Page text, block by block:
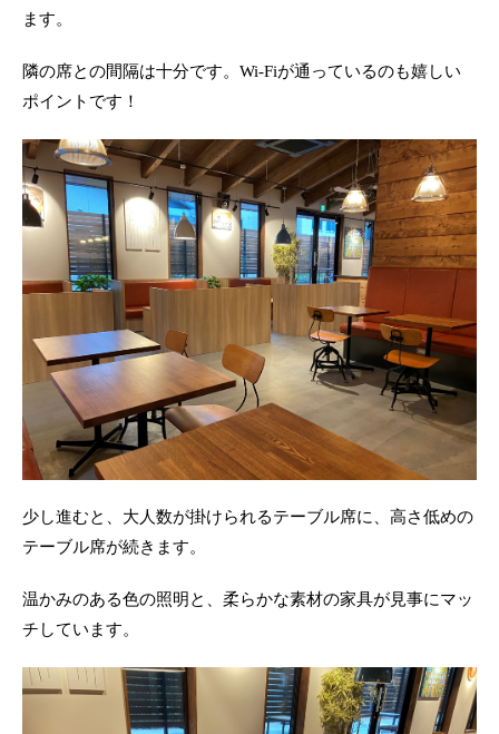
ます。
隣の席との間隔は十分です。Wi-Fiが通っているのも嬉しい
ポイントです！
少し進むと、大人数が掛けられるテーブル席に、高さ低めの
テーブル席が続きます。
温かみのある色の照明と、柔らかな素材の家具が見事にマッ
チしています。